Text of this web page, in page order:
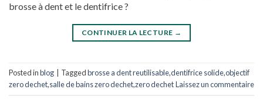
brosse à dent et le dentifrice ?
CONTINUER LA LECTURE →
Posted inblog Taggedbrosse a dent reutilisable,dentifrice solide,objectif
zero dechet,salle de bains zero dechet,zero dechetLaissez un commentaire